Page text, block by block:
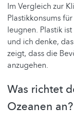
Im Vergleich zur
Plastikkonsums
leugnen. Plastik
und ich denke,
zeigt, dass die
anzugehen.
Was richtet
Ozeanen an?